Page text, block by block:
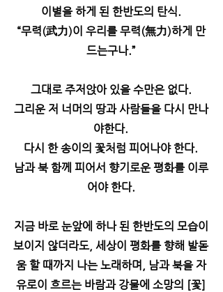
이별을 하게 된 한반도의 탄식.
“무력(武力)이 우리를 무력(無力)하게 만
드는구나.”
그대로 주저앉아 있을 수만은 없다.
그리운 저 너머의 땅과 사람들을 다시 만나
야한다.
다시 한 송이의 꽃처럼 피어나야 한다.
남과 북 함께 피어서 향기로운 평화를 이루
어야 한다.
지금 바로 눈앞에 하나 된 한반도의 모습이
보이지 않더라도, 세상이 평화를 향해 발돋
움 할 때까지 나는 노래하며, 남과 북을 자
유로이 흐르는 바람과 강물에 소망의 [꽃]